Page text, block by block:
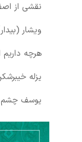
نقشی از
ویشار
هرچه
یزله
یوسف چشم